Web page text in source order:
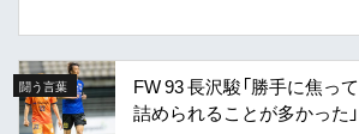
闘う言葉
FW 93 長沢駿「勝手に焦っ
詰められることが多かった」